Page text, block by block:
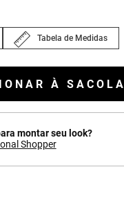
Tabela de Medidas
À SACOLA
montar seu look?
Shopper